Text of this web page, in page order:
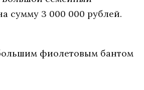
сумму 3 000 000 рублей.